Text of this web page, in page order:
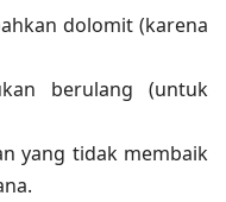
dolomit (karena
berulang (untuk
yang tidak membaik